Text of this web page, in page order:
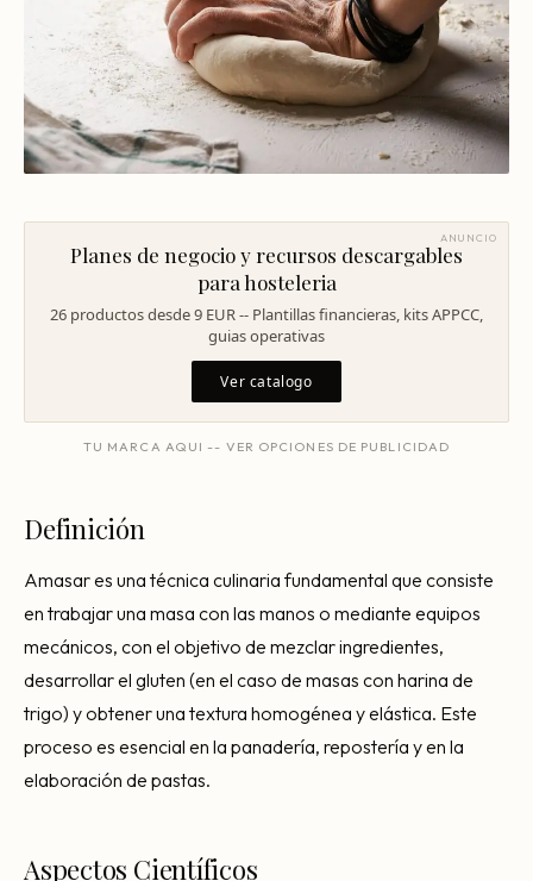
Mentoría Gastronómica
Transformación Digital
Arquitectura Gastronómica
Inversores Internacionales
Escandallos de restaurante
Ingeniería de menú
Carta rentable
Subir ticket medio
Atraer clientes
Falta de personal
Rotación de personal
Cuánto cuesta abrir
Permisos en Madrid
Consultoría Barcelona
Por qué fracasan
Traspasar restaurante
Mi restaurante va a cerrar
Glosario
Solicitar diagnóstico
ANUNCIO
Planes de negocio y recursos descargables
para hosteleria
26 productos desde 9 EUR -- Plantillas financieras, kits APPCC,
guias operativas
Ver catalogo
TU MARCA AQUI -- VER OPCIONES DE PUBLICIDAD
Definición
Amasar es una técnica culinaria fundamental que consiste
en trabajar una masa con las manos o mediante equipos
mecánicos, con el objetivo de mezclar ingredientes,
desarrollar el gluten (en el caso de masas con harina de
trigo) y obtener una textura homogénea y elástica. Este
proceso es esencial en la panadería, repostería y en la
elaboración de pastas.
Aspectos Científicos